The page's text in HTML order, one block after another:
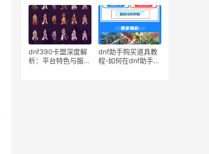
勇士礼包购买攻略
略
dnf390卡盟深度解
析：平台特色与服务
dnf助手购买道具教
程-如何在dnf助手快